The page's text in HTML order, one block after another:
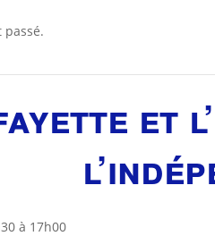
passé.
et
à 17h00